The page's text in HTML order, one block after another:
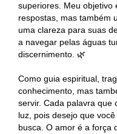
superiores. Meu objetivo
respostas, mas também
uma clareza para suas
a navegar pelas águas
discernimento. 🌿
Como guia espiritual,
conhecimento, mas
servir. Cada palavra que
luz, pois desejo que
busca. O amor é a força